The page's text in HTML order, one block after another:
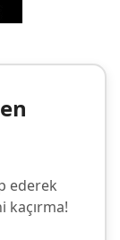
ederek
kaçırma!